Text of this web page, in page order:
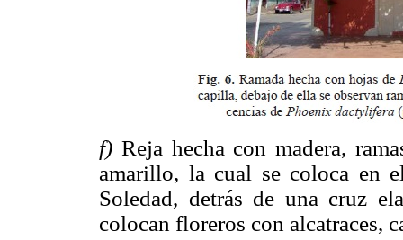
f) Reja hecha con madera,
amarillo, la cual se coloca en
Soledad, detrás de una cruz
colocan floreros con alcatraces,